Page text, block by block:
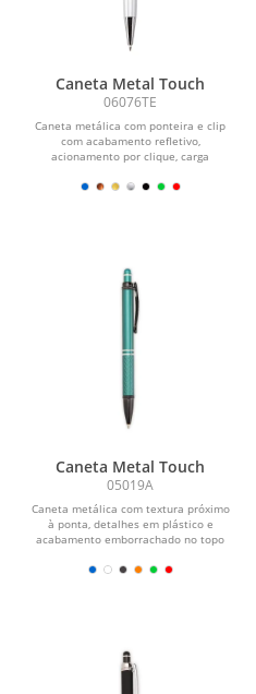
Caneta Metal Touch
06076TE
Caneta metálica com ponteira e clip
com acabamento refletivo,
acionamento por clique, carga
Caneta Metal Touch
05019A
Caneta metálica com textura próximo
à ponta, detalhes em plástico e
acabamento emborrachado no topo